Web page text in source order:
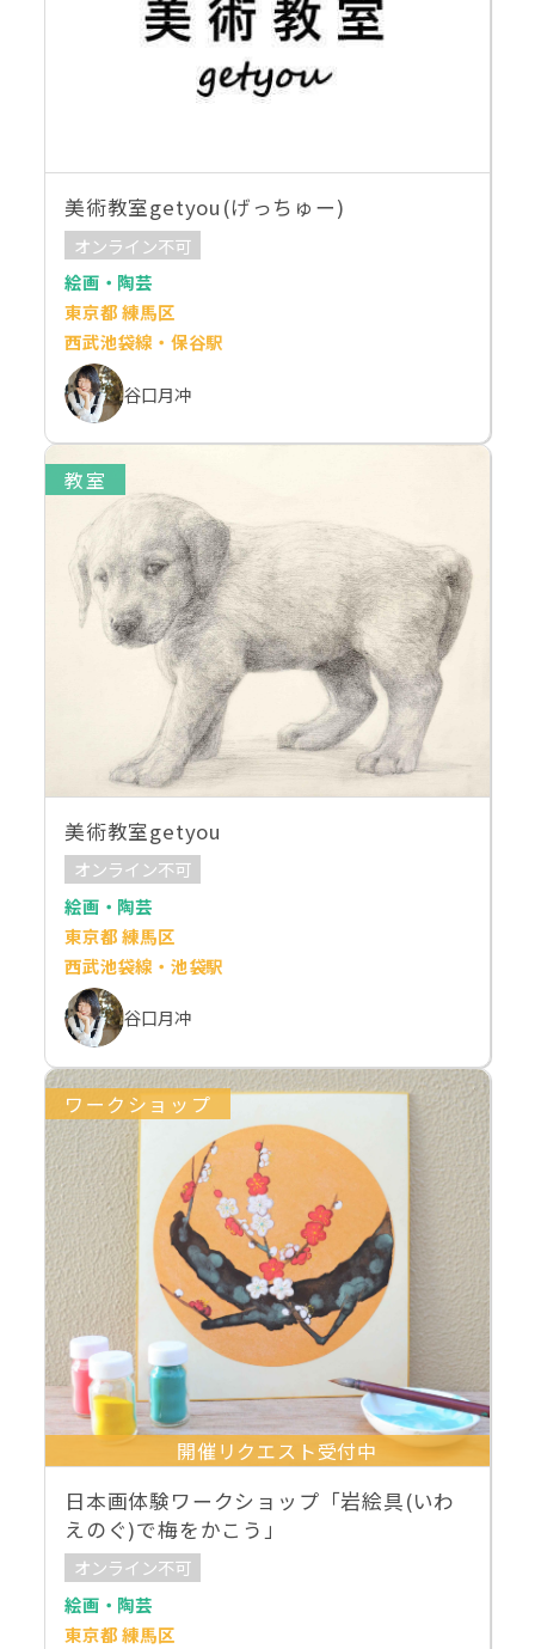
美術教室getyou(げっちゅー)
オンライン不可
絵画・陶芸
東京都 練馬区
西武池袋線・保谷駅
谷口月冲
教室
美術教室getyou
オンライン不可
絵画・陶芸
東京都 練馬区
西武池袋線・池袋駅
谷口月冲
ワークショップ
開催リクエスト受付中
日本画体験ワークショップ「岩絵具(いわ
えのぐ)で梅をかこう」
オンライン不可
絵画・陶芸
東京都 練馬区